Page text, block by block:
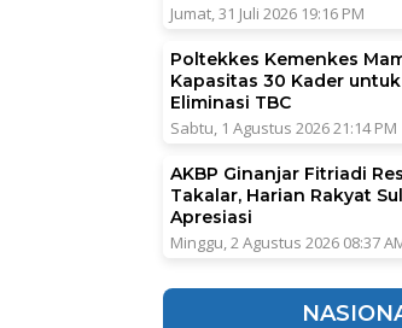
Jumat, 31 Juli 2026 19:16 PM
Poltekkes Kemenkes
Kapasitas 30 Kader
Eliminasi TBC
Sabtu, 1 Agustus 2026 21:14 PM
AKBP Ginanjar Fitriadi
Takalar, Harian Rakyat
Apresiasi
Minggu, 2 Agustus 2026 08:37